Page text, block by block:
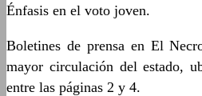
Énfasis en el voto joven.
Boletines de prensa en El
mayor circulación del estado,
entre las páginas 2 y 4.